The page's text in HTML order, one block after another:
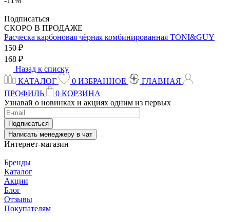
Подписаться
СКОРО В ПРОДАЖЕ
Расческа карбоновая чёрная комбинированная TONI&GUY
150 ₽
168 ₽
Назад к списку
КАТАЛОГ
0 ИЗБРАННОЕ
ГЛАВНАЯ
ПРОФИЛЬ
0 КОРЗИНА
Узнавай о новинках и акциях одним из первых
Подписаться
Написать менеджеру в чат
Интернет-магазин
Бренды
Каталог
Акции
Блог
Отзывы
Покупателям